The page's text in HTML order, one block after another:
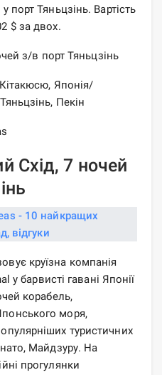
порт Тяньцзінь. Вартість
$ за двох.
з/в порт Тяньцзінь
Японія/
Пекін
Схід, 7 ночей
круїзна компанія
у барвисті гавані Японії
корабель,
моря,
туристичних
Майдзуру. На
прогулянки